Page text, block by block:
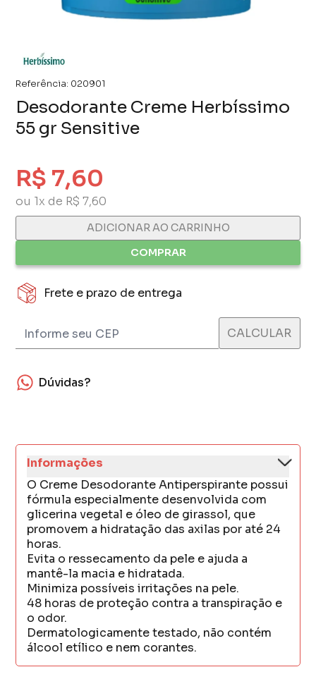
Referência: 020901
Desodorante Creme Herbíssimo
55 gr Sensitive
R$ 7,60
ou 1x de R$ 7,60
ADICIONAR AO CARRINHO
COMPRAR
Frete e prazo de entrega
Dúvidas?
Informações
O Creme Desodorante Antiperspirante possui
fórmula especialmente desenvolvida com
glicerina vegetal e óleo de girassol, que
promovem a hidratação das axilas por até 24
horas.
Evita o ressecamento da pele e ajuda a
mantê-la macia e hidratada.
Minimiza possíveis irritações na pele.
48 horas de proteção contra a transpiração e
o odor.
Dermatologicamente testado, não contém
álcool etílico e nem corantes.